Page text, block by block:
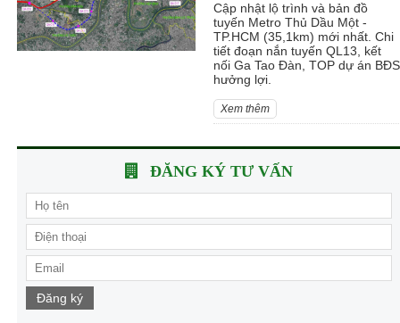
Cập nhật lộ trình và bản đồ
tuyến Metro Thủ Dầu Một -
TP.HCM (35,1km) mới nhất. Chi
tiết đoạn nắn tuyến QL13, kết
nối Ga Tao Đàn, TOP dự án BĐS
hưởng lợi.
Xem thêm
ĐĂNG KÝ TƯ VẤN
Đăng ký